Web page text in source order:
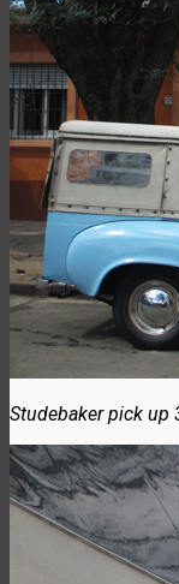
Studebaker pick up